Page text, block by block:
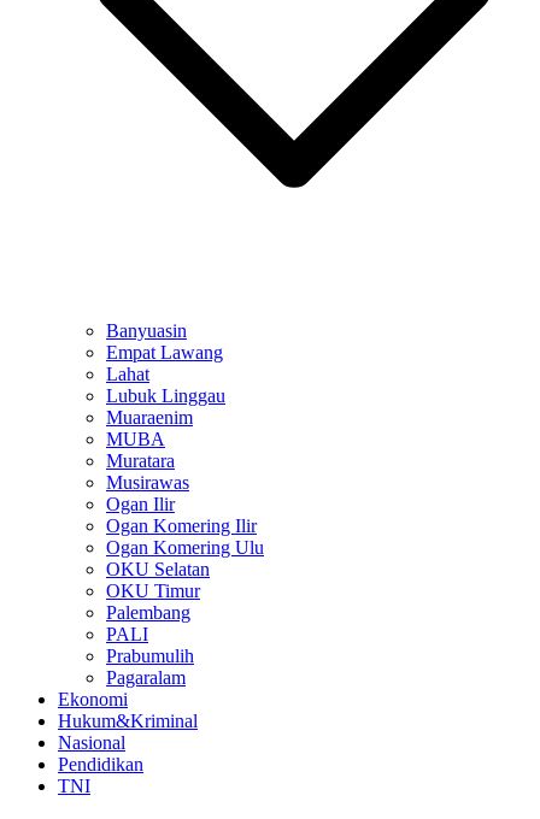
Banyuasin
Empat Lawang
Lahat
Lubuk Linggau
Muaraenim
MUBA
Muratara
Musirawas
Ogan Ilir
Ogan Komering Ilir
Ogan Komering Ulu
OKU Selatan
OKU Timur
Palembang
PALI
Prabumulih
Pagaralam
Ekonomi
Hukum&Kriminal
Nasional
Pendidikan
TNI